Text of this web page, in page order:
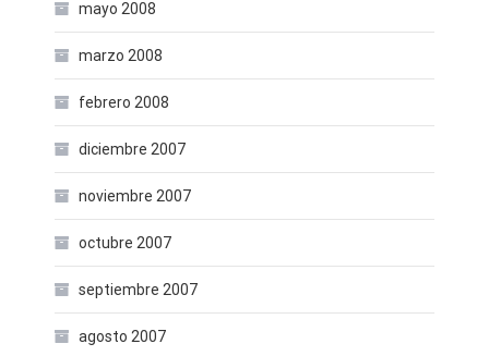
mayo 2008
marzo 2008
febrero 2008
diciembre 2007
noviembre 2007
octubre 2007
septiembre 2007
agosto 2007